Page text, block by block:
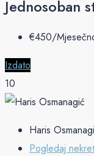
Jednosoban
€‎450/
Izdato
10
Haris
Pogledaj